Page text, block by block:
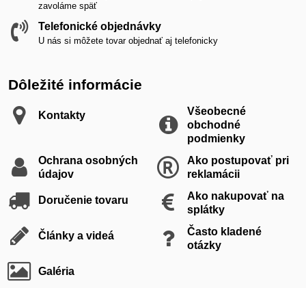
zavoláme späť
Telefonické objednávky
U nás si môžete tovar objednať aj telefonicky
Dôležité informácie
Kontakty
Všeobecné
obchodné
podmienky
Ochrana osobných
údajov
Ako postupovať pri
reklamácii
Doručenie tovaru
Ako nakupovať na
splátky
Články a videá
Často kladené
otázky
Galéria